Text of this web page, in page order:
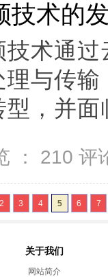
技术的
技术通
理与传
型，并
： 210 评
2 3 4 5 6 7
关于我们
网站简介